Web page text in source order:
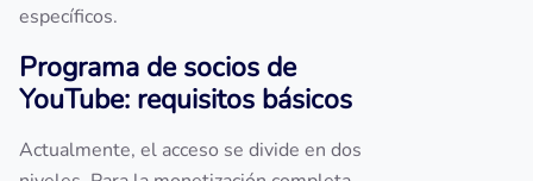
específicos.
Programa de socios de
YouTube: requisitos básicos
Actualmente, el acceso se divide en dos